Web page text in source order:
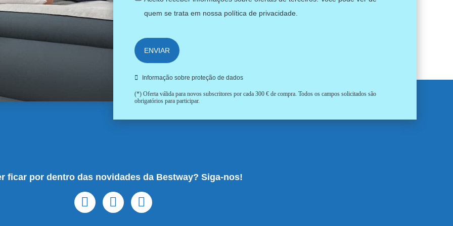
quem se trata em nossa política de privacidade.
ENVIAR
Informação sobre proteção de dados
(*) Oferta válida para novos subscritores por cada 300 € de compra. Todos os campos solicitados são
obrigatórios para participar.
ficar por dentro das novidades da Bestway? Siga-nos!